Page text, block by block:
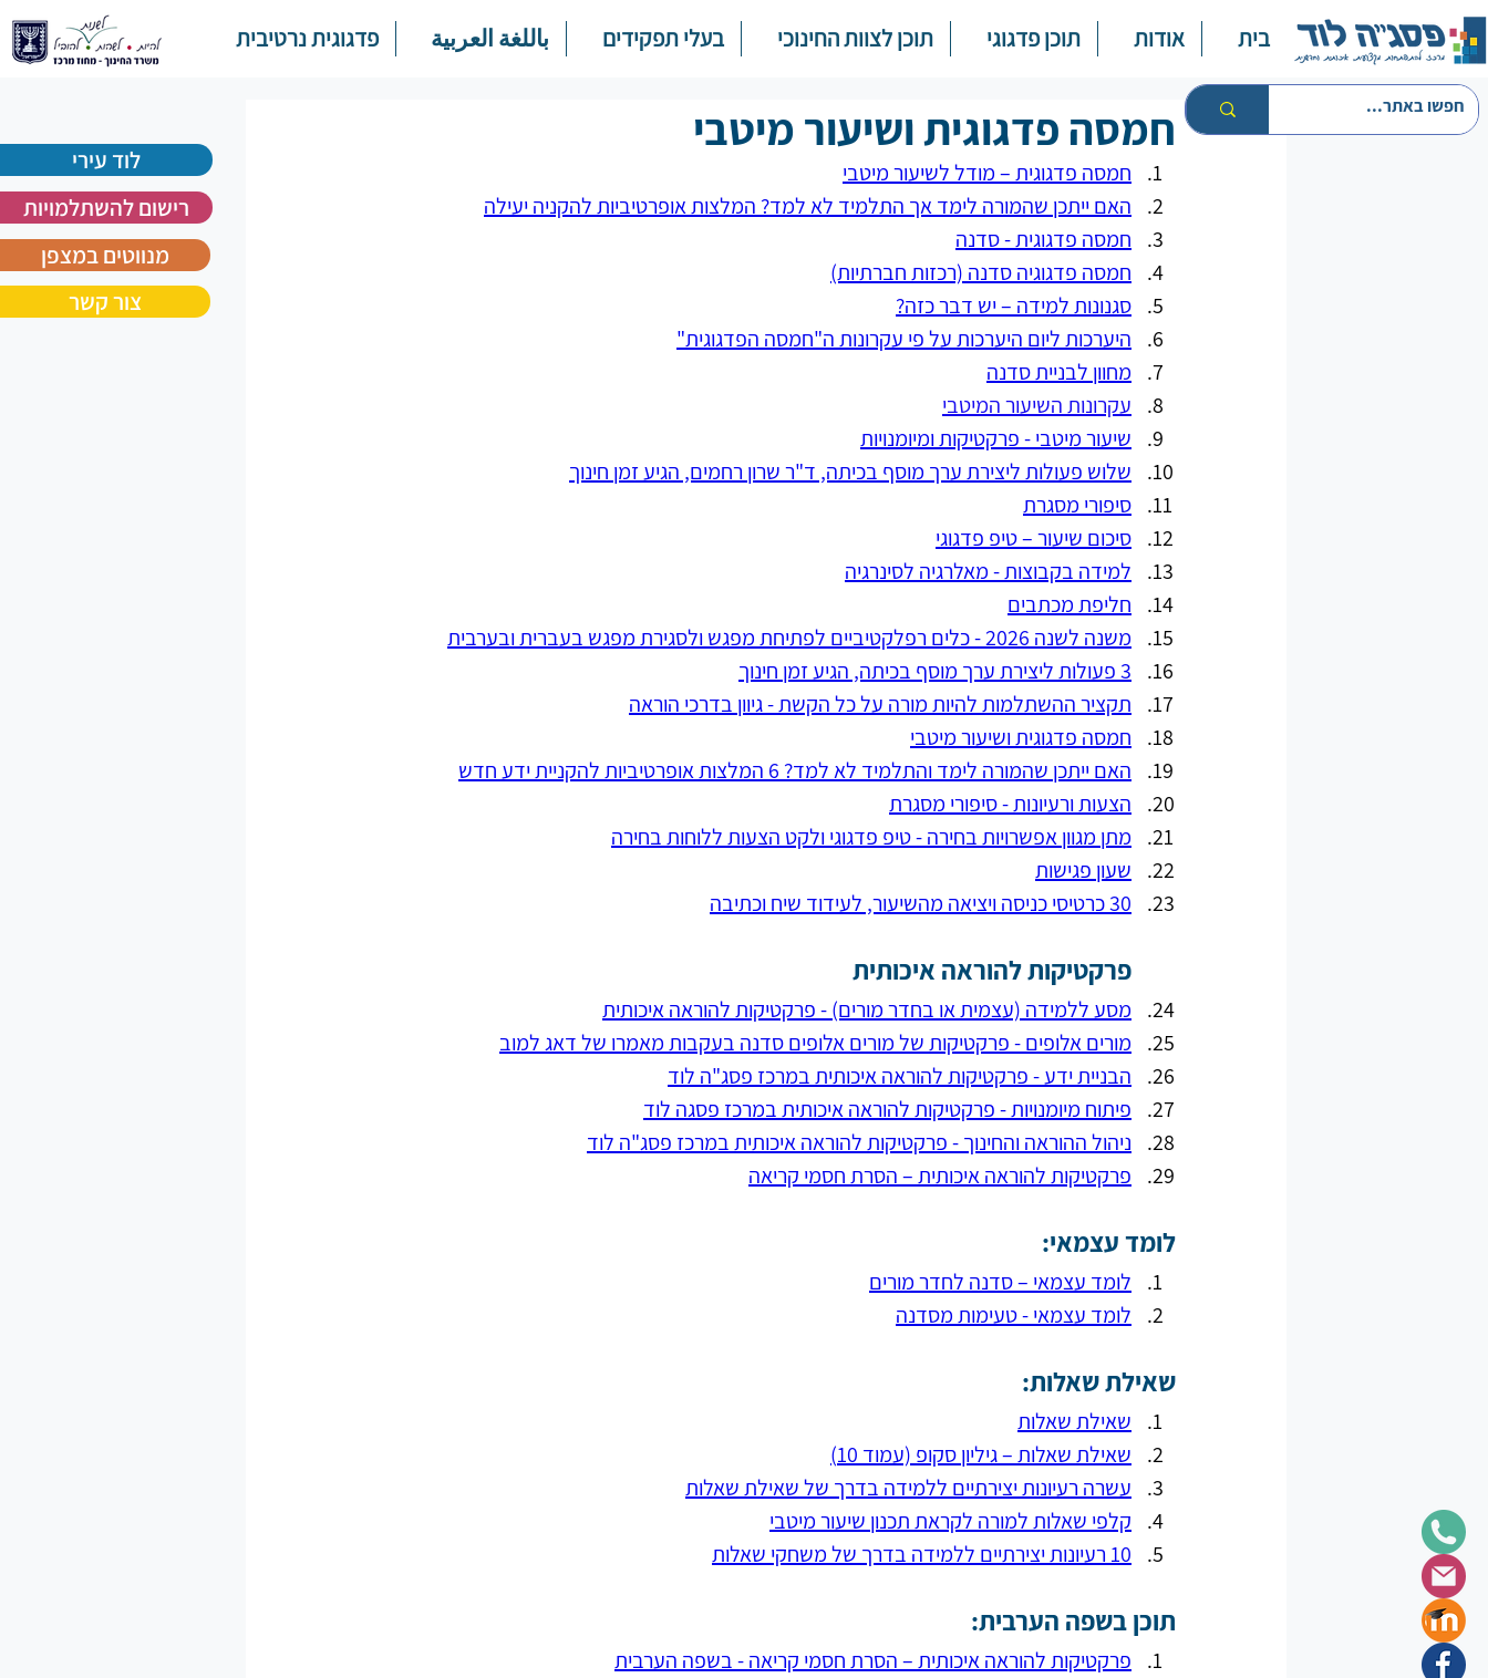
לוד עירי
רישום להשתלמויות
מנווטים במצפן
צור קשר
בית אודות תוכן פדגוגי תוכן לצוות החינוכי בעלי תפקידים باللغة العربية פדגוגית נרטיבית
חמסה פדגוגית ושיעור מיטבי
חמסה פדגוגית – מודל לשיעור מיטבי
האם ייתכן שהמורה לימד אך התלמיד לא למד? המלצות אופרטיביות להקניה יעילה
חמסה פדגוגית - סדנה
חמסה פדגוגיה סדנה (רכזות חברתיות)
סגנונות למידה – יש דבר כזה?
היערכות ליום היערכות על פי עקרונות ה"חמסה הפדגוגית"
מחוון לבניית סדנה
עקרונות השיעור המיטבי
שיעור מיטבי - פרקטיקות ומיומנויות
שלוש פעולות ליצירת ערך מוסף בכיתה, ד"ר שרון רחמים, הגיע זמן חינוך
סיפורי מסגרת
סיכום שיעור – טיפ פדגוגי
למידה בקבוצות - מאלרגיה לסינרגיה
חליפת מכתבים
משנה לשנה 2026 - כלים רפלקטיביים לפתיחת מפגש ולסגירת מפגש בעברית ובערבית
3 פעולות ליצירת ערך מוסף בכיתה, הגיע זמן חינוך
תקציר ההשתלמות להיות מורה על כל הקשת - גיוון בדרכי הוראה
חמסה פדגוגית ושיעור מיטבי
האם ייתכן שהמורה לימד והתלמיד לא למד? 6 המלצות אופרטיביות להקניית ידע חדש
הצעות ורעיונות - סיפורי מסגרת
מתן מגוון אפשרויות בחירה - טיפ פדגוגי ולקט הצעות ללוחות בחירה
שעון פגישות
30 כרטיסי כניסה ויציאה מהשיעור, לעידוד שיח וכתיבה
פרקטיקות להוראה איכותית
מסע ללמידה (עצמית או בחדר מורים) - פרקטיקות להוראה איכותית
מורים אלופים - פרקטיקות של מורים אלופים סדנה בעקבות מאמרו של דאג למוב
הבניית ידע - פרקטיקות להוראה איכותית במרכז פסג"ה לוד
פיתוח מיומנויות - פרקטיקות להוראה איכותית במרכז פסגה לוד
ניהול ההוראה והחינוך - פרקטיקות להוראה איכותית במרכז פסג"ה לוד
פרקטיקות להוראה איכותית – הסרת חסמי קריאה
לומד עצמאי:
לומד עצמאי – סדנה לחדר מורים
לומד עצמאי - טעימות מסדנה
שאילת שאלות:
שאילת שאלות
שאילת שאלות – גיליון סקופ (עמוד 10)
עשרה רעיונות יצירתיים ללמידה בדרך של שאילת שאלות
קלפי שאלות למורה לקראת תכנון שיעור מיטבי
10 רעיונות יצירתיים ללמידה בדרך של משחקי שאלות
תוכן בשפה הערבית:
פרקטיקות להוראה איכותית – הסרת חסמי קריאה - בשפה הערבית